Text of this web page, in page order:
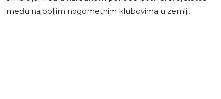
među najboljim nogometnim klubovima u zemlji.